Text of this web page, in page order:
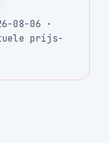
08-06 ·
prijs-